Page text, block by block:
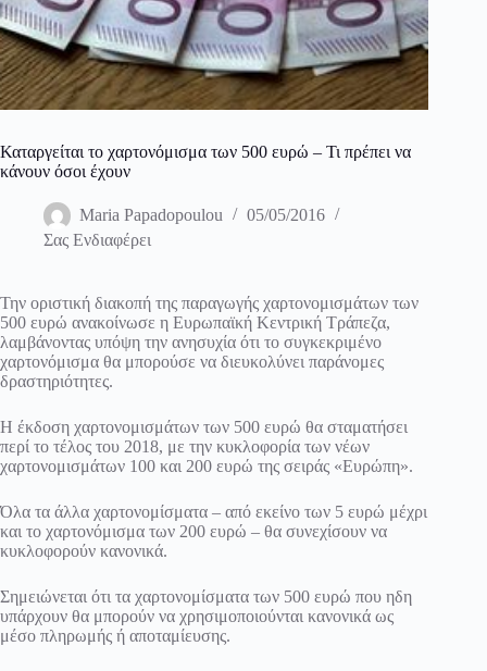
Καταργείται το χαρτονόμισμα των 500 ευρώ – Τι πρέπει να
κάνουν όσοι έχουν
Maria Papadopoulou
05/05/2016
Σας Ενδιαφέρει
Την οριστική διακοπή της παραγωγής χαρτονομισμάτων των
500 ευρώ ανακοίνωσε η Ευρωπαϊκή Κεντρική Τράπεζα,
λαμβάνοντας υπόψη την ανησυχία ότι το συγκεκριμένο
χαρτονόμισμα θα μπορούσε να διευκολύνει παράνομες
δραστηριότητες.
Η έκδοση χαρτονομισμάτων των 500 ευρώ θα σταματήσει
περί το τέλος του 2018, με την κυκλοφορία των νέων
χαρτονομισμάτων 100 και 200 ευρώ της σειράς «Ευρώπη».
Όλα τα άλλα χαρτονομίσματα – από εκείνο των 5 ευρώ μέχρι
και το χαρτονόμισμα των 200 ευρώ – θα συνεχίσουν να
κυκλοφορούν κανονικά.
Σημειώνεται ότι τα χαρτονομίσματα των 500 ευρώ που ηδη
υπάρχουν θα μπορούν να χρησιμοποιούνται κανονικά ως
μέσο πληρωμής ή αποταμίευσης.